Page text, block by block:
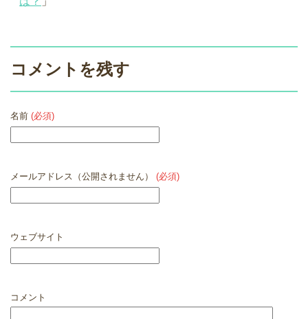
コメントを残す
名前 (必須)
メールアドレス（公開されません） (必須)
ウェブサイト
コメント